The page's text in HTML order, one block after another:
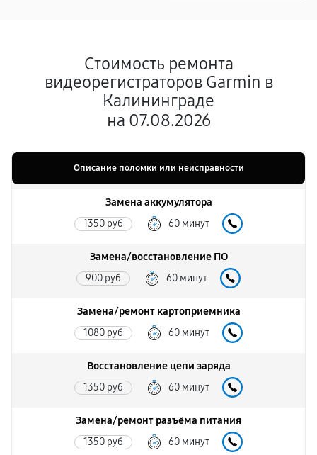
Стоимость ремонта
видеорегистраторов Garmin в
Калининграде
на 07.08.2026
Описание поломки или неисправности
Замена аккумулятора
1350 руб 60 минут
Замена/восстановление ПО
900 руб 60 минут
Замена/ремонт картоприемника
1080 руб 60 минут
Восстановление цепи заряда
1350 руб 60 минут
Замена/ремонт разъёма питания
1350 руб 60 минут